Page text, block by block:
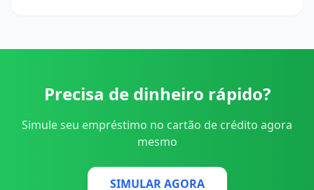
Precisa de dinheiro rápido?
Simule seu empréstimo no cartão de crédito agora
mesmo
SIMULAR AGORA